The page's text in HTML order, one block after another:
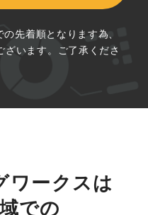
先着順となります為、
ざいます。ご了承くださ
ワークスは
での